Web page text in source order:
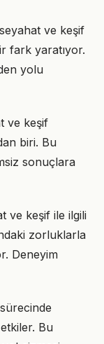
seyahat ve keşif
fark yaratıyor.
yolu
ve keşif
biri. Bu
sonuçlara
ve keşif ile ilgili
zorluklarla
Deneyim
Bu